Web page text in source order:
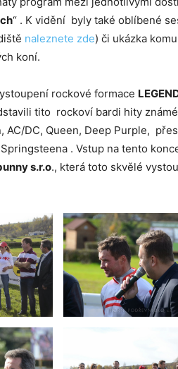
“ . K vidění byly také oblíbené
naleznete zde) či ukázka
koní.
rockové formace
tito rockoví bardi hity
AC/DC, Queen, Deep Purple,
. Vstup na tento
s.r.o., která toto skvělé